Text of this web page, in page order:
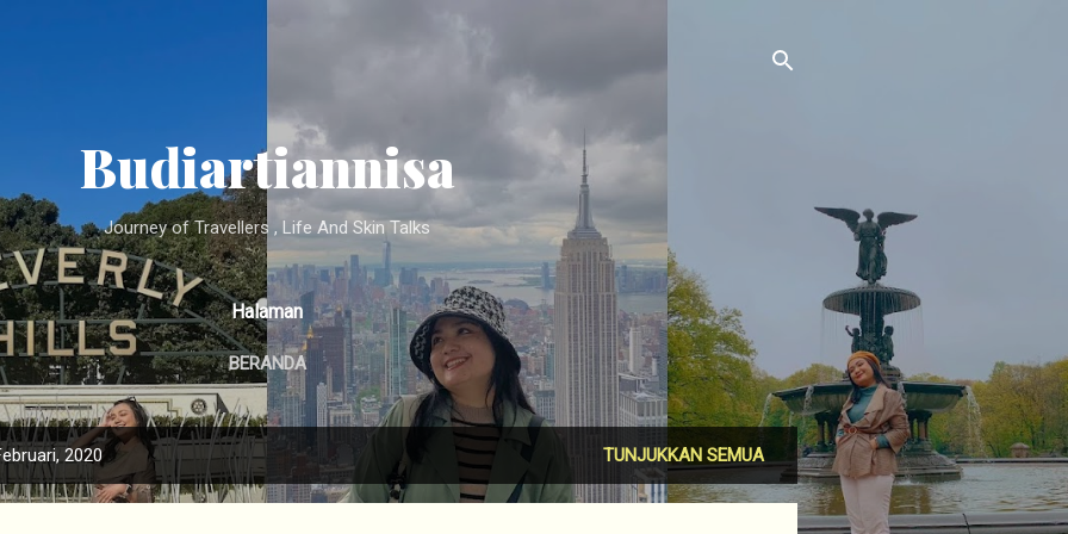
Budiartiannisa
Journey of Travellers , Life And Skin Talks
Halaman
BERANDA
2020 TUNJUKKAN SEMUA